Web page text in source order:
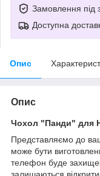
Замовлення під
Доступна
Опис
Опис
Чохол "Панди" для
Представляємо до
може бути
телефон буде
залишаються